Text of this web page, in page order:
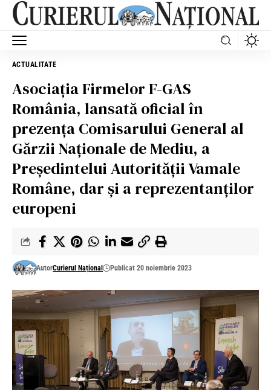
ACTUALITATE
Asociația Firmelor F-GAS
România, lansată oficial în
prezența Comisarului General al
Gărzii Naționale de Mediu, a
Președintelui Autorității Vamale
Române, dar și a reprezentanților
europeni
AutorCurierul Național Publicat 20 noiembrie 2023